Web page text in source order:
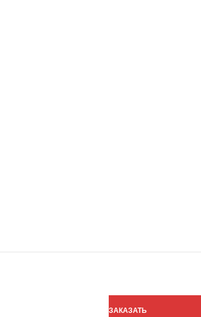
ЗАКАЗАТЬ